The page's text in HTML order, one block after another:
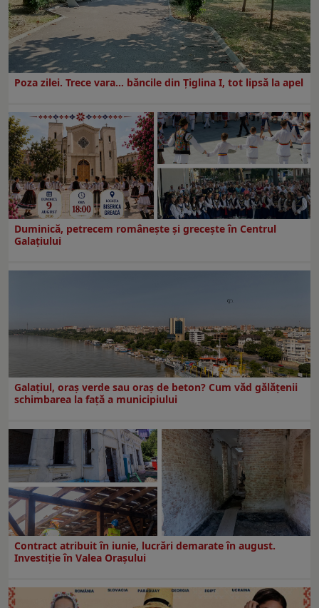
Poza zilei. Trece vara… băncile din Ţiglina I, tot lipsă la apel
Duminică, petrecem româneşte şi greceşte în Centrul
Galaţiului
Galațiul, oraș verde sau oraș de beton? Cum văd gălățenii
schimbarea la față a municipiului
Contract atribuit în iunie, lucrări demarate în august.
Investiţie în Valea Oraşului